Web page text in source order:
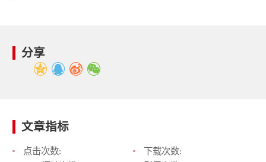
分享
文章指标
点击次数:
下载次数: